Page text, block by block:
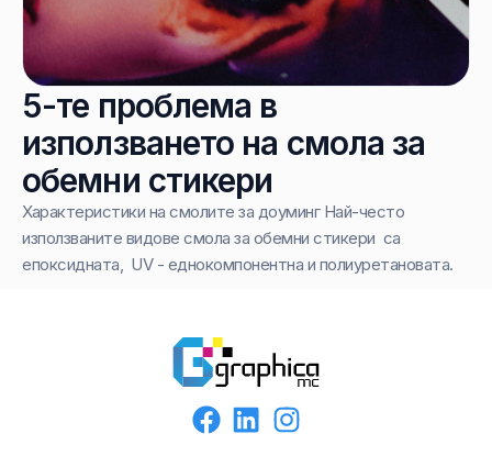
5-те проблема в
използването на смола за
обемни стикери
Характеристики на смолите за доуминг Най-често
използваните видове смола за обемни стикери са
епоксидната, UV - еднокомпонентна и полиуретановата.
F L I